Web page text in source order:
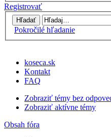
Registrovať
Pokročilé hľadanie
koseca.sk
Kontakt
FAQ
Zobraziť témy bez
Zobraziť aktívne témy
Obsah fóra